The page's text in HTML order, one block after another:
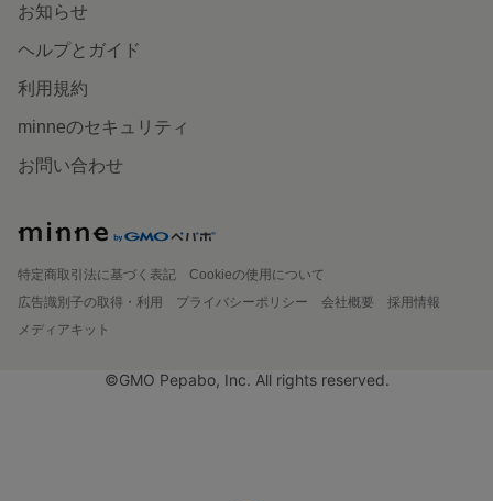
お知らせ
ヘルプとガイド
利用規約
minneのセキュリティ
お問い合わせ
特定商取引法に基づく表記
Cookieの使用について
広告識別子の取得・利用
プライバシーポリシー 会社概要
採用情報
メディアキット
©GMO Pepabo, Inc. All rights reserved.